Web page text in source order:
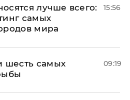
лучше всего:
самых
мира
15:56
шесть самых
09:19